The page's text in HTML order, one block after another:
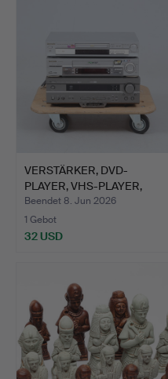
VERSTÄRKER, DVD-
PLAYER, VHS-PLAYER,
Yamaha…
Beendet 8. Jun 2026
1 Gebot
32 USD